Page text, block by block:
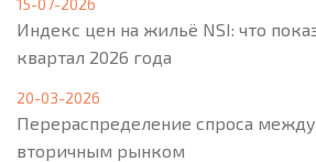
Индекс цен на жильё NSI: что
квартал 2026 года
20-03-2026
Перераспределение спроса
вторичным рынком